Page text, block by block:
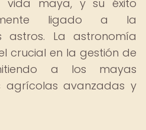
vida maya, y su éxito
ligado a la
astros. La astronomía
crucial en la gestión de
a los mayas
agrícolas avanzadas y